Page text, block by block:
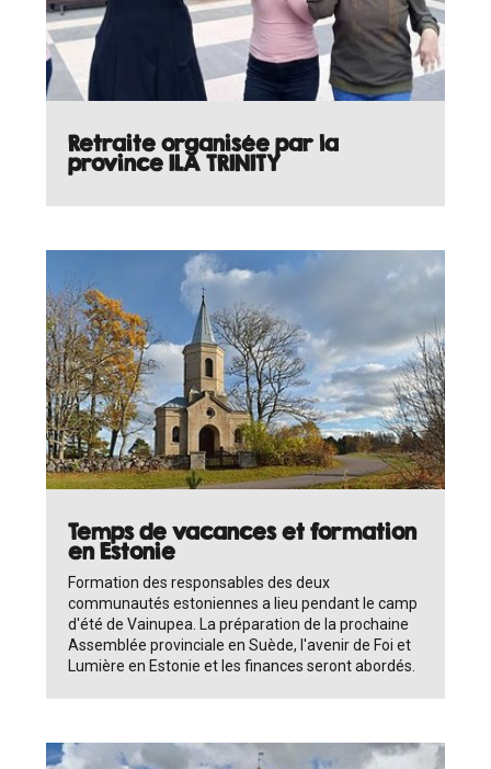
Retraite organisée par la
province ILA TRINITY
Temps de vacances et formation
en Estonie
Formation des responsables des deux
communautés estoniennes a lieu pendant le camp
d'été de Vainupea. La préparation de la prochaine
Assemblée provinciale en Suède, l'avenir de Foi et
Lumière en Estonie et les finances seront abordés.